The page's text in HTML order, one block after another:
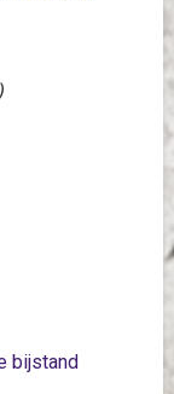
bijstand